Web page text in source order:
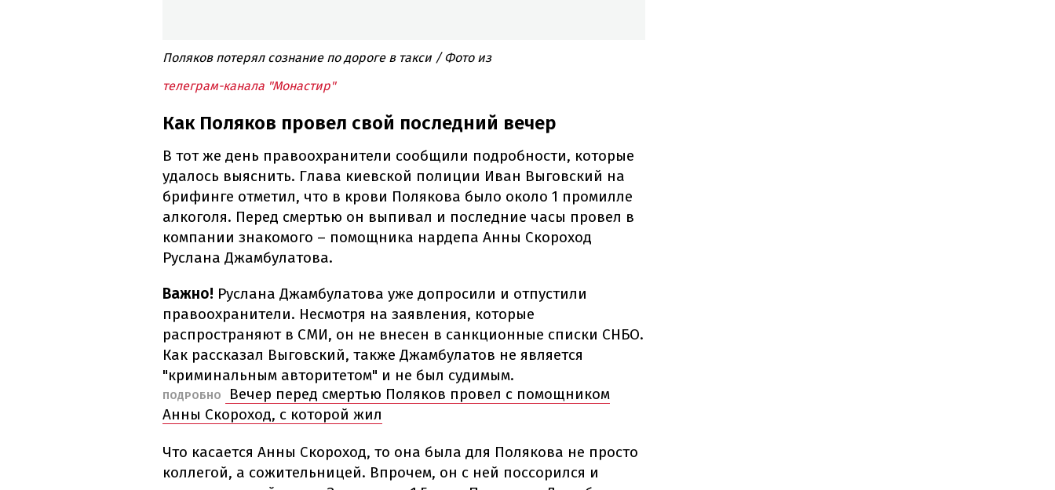
Поляков потерял сознание по дороге в такси / Фото из
телеграм-канала "Монастир"
Как Поляков провел свой последний вечер
В тот же день правоохранители сообщили подробности, которые
удалось выяснить. Глава киевской полиции Иван Выговский на
брифинге отметил, что в крови Полякова было около 1 промилле
алкоголя. Перед смертью он выпивал и последние часы провел в
компании знакомого – помощника нардепа Анны Скороход
Руслана Джамбулатова.
Важно! Руслана Джамбулатова уже допросили и отпустили
правоохранители. Несмотря на заявления, которые
распространяют в СМИ, он не внесен в санкционные списки СНБО.
Как рассказал Выговский, также Джамбулатов не является
"криминальным авторитетом" и не был судимым.
ПОДРОБНО
Вечер перед смертью Поляков провел с помощником
Анны Скороход, с которой жил
Что касается Анны Скороход, то она была для Полякова не просто
коллегой, а сожительницей. Впрочем, он с ней поссорился и